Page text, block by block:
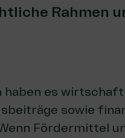
Rahmen
haben es
sowie
Fördermittel